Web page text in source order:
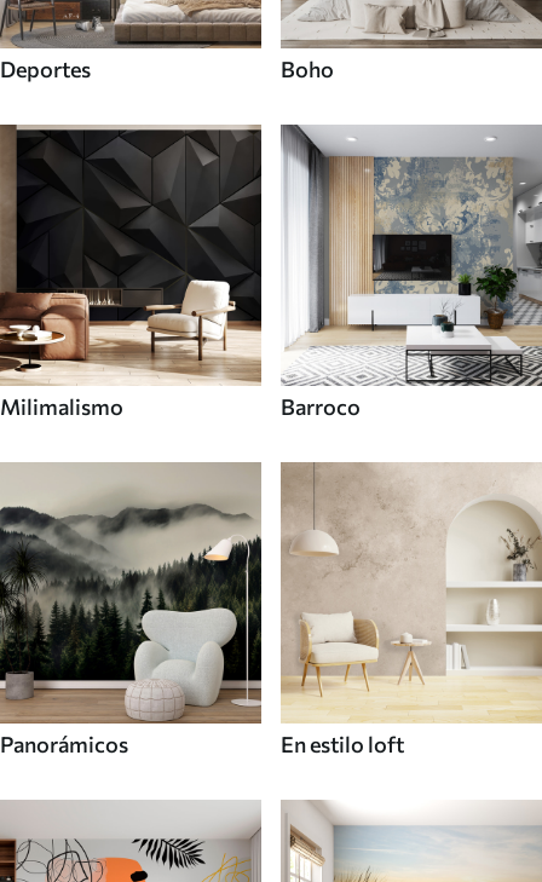
Deportes Boho
Milimalismo Barroco
Panorámicos En estilo loft